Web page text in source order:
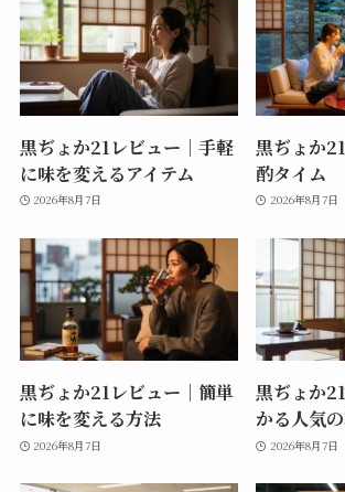
黒ぢょか21レビュー｜手軽
に味を変えるアイテム
2026年8月7日
黒ぢょか
酌タイム
2026年8月7日
黒ぢょか21レビュー｜簡単
に味を変える方法
2026年8月7日
黒ぢょか
かる人気
2026年8月7日